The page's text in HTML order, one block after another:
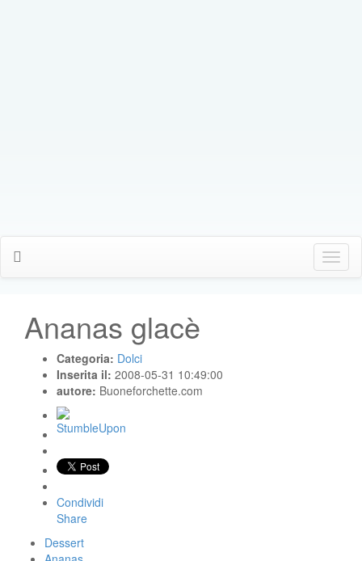
Click
Me
Ananas glacè
Categoria: Dolci
Inserita il: 2008-05-31 10:49:00
autore: Buoneforchette.com
Condividi
Share
Dessert